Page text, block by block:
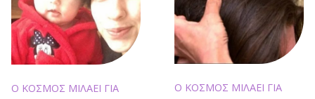
Ο ΚΟΣΜΟΣ ΜΙΛΑΕΙ ΓΙΑ Ο ΚΟΣΜΟΣ ΜΙΛΑΕΙ ΓΙΑ